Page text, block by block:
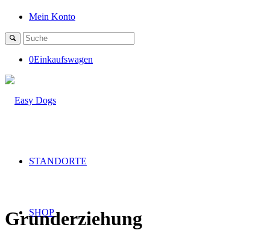
Mein Konto
0Einkaufswagen
STANDORTE
SHOP
Grunderziehung